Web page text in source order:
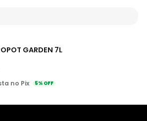
GARDEN 7L
no Pix 5% OFF